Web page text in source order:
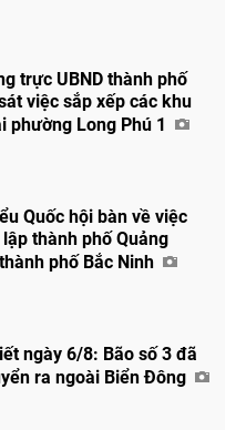
trực UBND thành phố
việc sắp xếp các khu
phường Long Phú 1
Quốc hội bàn về việc
thành phố Quảng
phố Bắc Ninh
ngày 6/8: Bão số 3 đã
ra ngoài Biển Đông